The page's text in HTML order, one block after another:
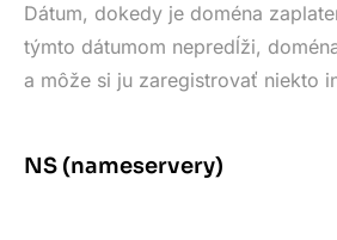
Dátum, dokedy je doména
týmto dátumom nepredĺži,
a môže si ju zaregistrovať niekto
NS (nameservery)